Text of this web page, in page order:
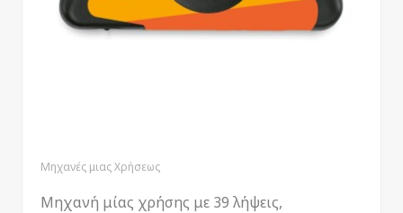
Μηχανές μιας Χρήσεως
Μηχανή μίας χρήσης με 39 λήψεις,